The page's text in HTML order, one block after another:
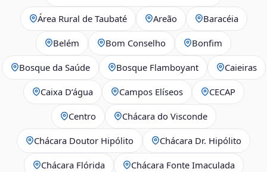
Área Rural de Taubaté Areão Baracéia
Belém Bom Conselho Bonfim
Bosque da Saúde Bosque Flamboyant Caieiras
Caixa D’água Campos Elíseos CECAP
Centro Chácara do Visconde
Chácara Doutor Hipólito Chácara Dr. Hipólito
Chácara Flórida Chácara Fonte Imaculada